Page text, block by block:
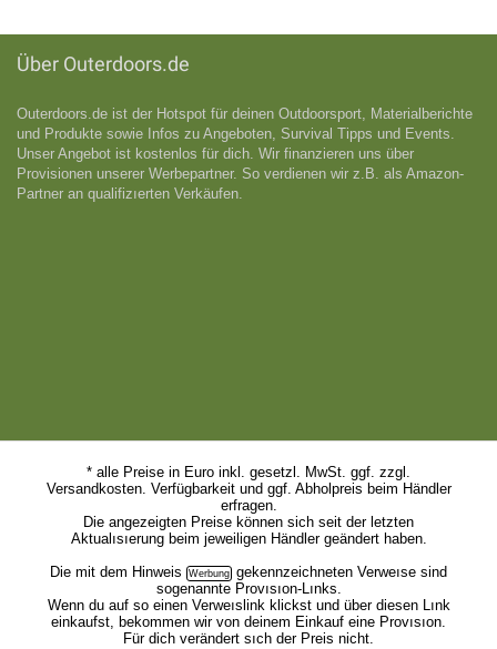
Über Outerdoors.de
Outerdoors.de ist der Hotspot für deinen Outdoorsport, Materialberichte
und Produkte sowie Infos zu Angeboten, Survival Tipps und Events.
Unser Angebot ist kostenlos für dich. Wir finanzieren uns über
Provisionen unserer Werbepartner. So verdienen wir z.B. als Amazon-
Partner an qualifizıerten Verkäufen.
* alle Preise in Euro inkl. gesetzl. MwSt. ggf. zzgl.
Versandkosten. Verfügbarkeit und ggf. Abholpreis beim Händler
erfragen.
Die angezeigten Preise können sich seit der letzten
Aktualısıerung beim jeweiligen Händler geändert haben.
Die mit dem Hinweis
gekennzeichneten Verweıse sind
sogenannte Provısıon-Lınks.
Wenn du auf so einen Verweıslink klickst und über diesen Lınk
einkaufst, bekommen wir von deinem Einkauf eine Provısıon.
Für dich verändert sıch der Preis nicht.